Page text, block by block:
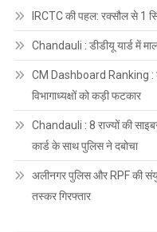
IRCTC की पहल: रक्सौल से 1
Chandauli : डीडीयू यार्ड में
CM Dashboard Ranking :
विभागाध्यक्षों को कड़ी फटकार
Chandauli : 8 राज्यों की
कार्ड के साथ पुलिस ने दबोचा
अलीनगर पुलिस और RPF की
तस्कर गिरफ्तार